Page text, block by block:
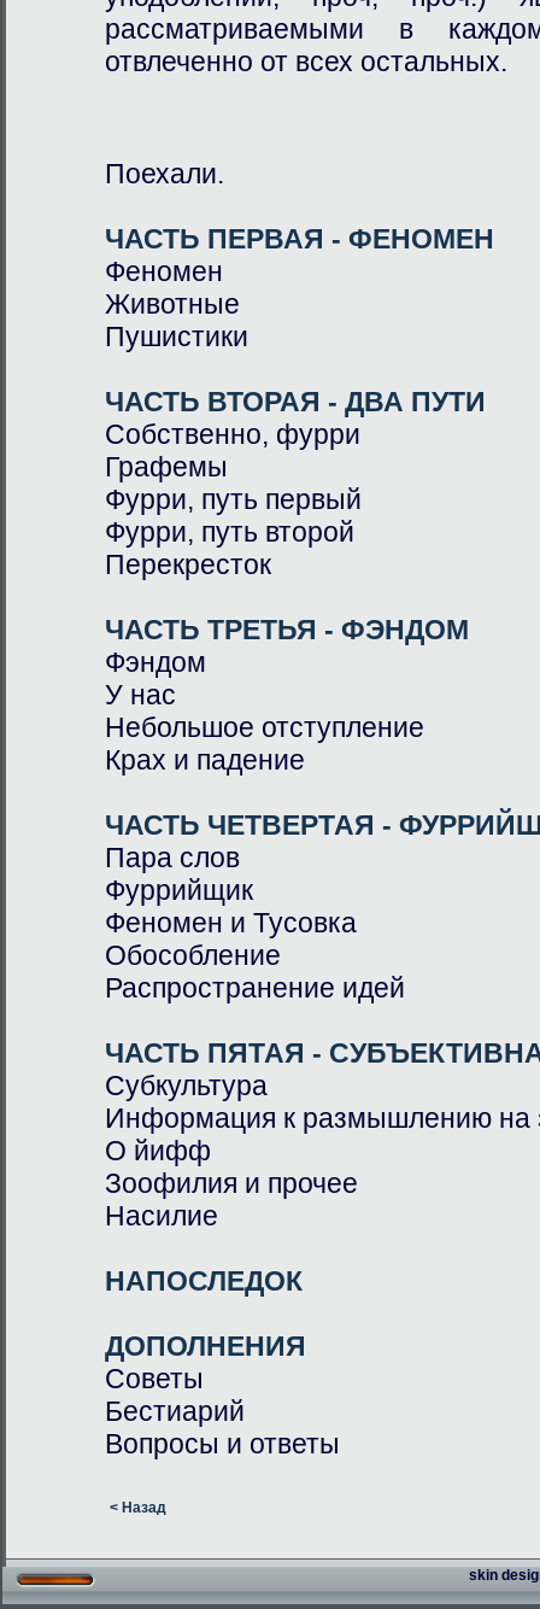
рассматриваемыми в
отвлеченно от всех остальных.
Поехали.
ЧАСТЬ ПЕРВАЯ - ФЕНОМЕН
Феномен
Животные
Пушистики
ЧАСТЬ ВТОРАЯ - ДВА ПУТИ
Собственно, фурри
Графемы
Фурри, путь первый
Фурри, путь второй
Перекресток
ЧАСТЬ ТРЕТЬЯ - ФЭНДОМ
Фэндом
У нас
Небольшое отступление
Крах и падение
ЧАСТЬ ЧЕТВЕРТАЯ -
Пара слов
Фуррийщик
Феномен и Тусовка
Обособление
Распространение идей
ЧАСТЬ ПЯТАЯ -
Субкультура
Информация к размышлению на
О йифф
Зоофилия и прочее
Насилие
НАПОСЛЕДОК
ДОПОЛНЕНИЯ
Советы
Бестиарий
Вопросы и ответы
< Назад
skin